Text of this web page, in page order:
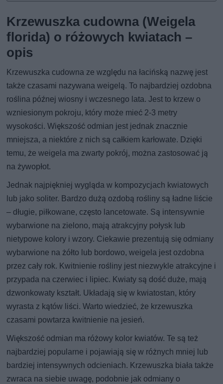
Krzewuszka cudowna (Weigela
florida) o różowych kwiatach –
opis
Krzewuszka cudowna ze względu na łacińską nazwę jest
także czasami nazywana weigelą. To najbardziej ozdobna
roślina późnej wiosny i wczesnego lata. Jest to krzew o
wzniesionym pokroju, który może mieć 2-3 metry
wysokości. Większość odmian jest jednak znacznie
mniejsza, a niektóre z nich są całkiem karłowate. Dzięki
temu, że weigela ma zwarty pokrój, można zastosować ją
na żywopłot.
Jednak najpiękniej wygląda w kompozycjach kwiatowych
lub jako soliter. Bardzo dużą ozdobą rośliny są ładne liście
– długie, piłkowane, często lancetowate. Są intensywnie
wybarwione na zielono, mają atrakcyjny połysk lub
nietypowe kolory i wzory. Ciekawie prezentują się odmiany
wybarwione na żółto lub bordowo, weigela jest ozdobna
przez cały rok. Kwitnienie rośliny jest niezwykle atrakcyjne i
przypada na czerwiec i lipiec. Kwiaty są dość duże, mają
dzwonkowaty kształt. Układają się w kwiatostan, który
wyrasta z kątów liści. Warto wiedzieć, że krzewuszka
czasami powtarza kwitnienie na jesień.
Większość odmian ma różowy kolor kwiatów. Te są też
najbardziej popularne i pojawiają się w różnych mniej lub
bardziej intensywnych odcieniach. Krzewuszka biała także
zwraca na siebie uwagę, podobnie jak odmiany o